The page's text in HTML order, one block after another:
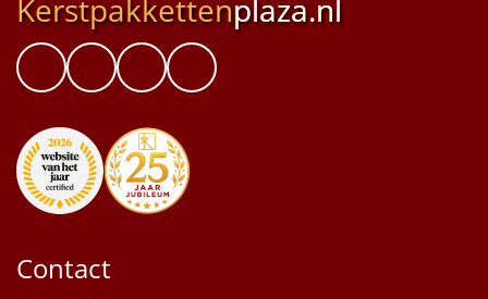
Kerstpakkettenplaza.nl
Contact